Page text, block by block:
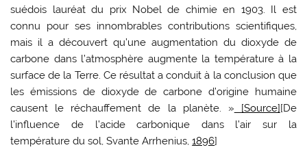
suédois lauréat du prix Nobel de chimie en 1903. Il est
connu pour ses innombrables contributions scientifiques,
mais il a découvert qu’une augmentation du dioxyde de
carbone dans l’atmosphère augmente la température à la
surface de la Terre. Ce résultat a conduit à la conclusion que
les émissions de dioxyde de carbone d’origine humaine
causent le réchauffement de la planète. » [Source][De
l’influence de l’acide carbonique dans l’air sur la
température du sol, Svante Arrhenius,1896]